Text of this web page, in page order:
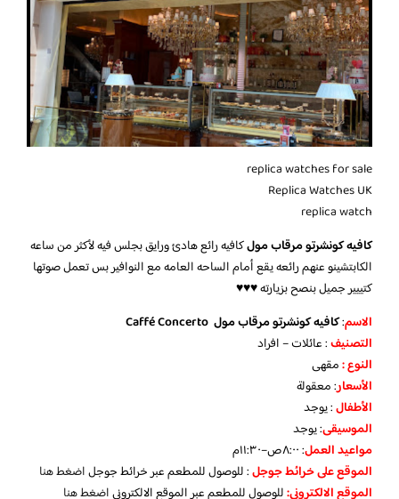
replica watches for sale
Replica Watches UK
replica watch
كافيه كونشرتو مرقاب مولكافيه رائع هادئ ورايق بجلس فيه لأكثر من ساعه
الكابتشينو عنهم رائعه يقع أمام الساحه العامه مع النوافير بس تعمل صوتها
كتييير جميل بنصح بزيارته ♥️♥️♥️
الاسم:كافيه كونشرتو مرقاب مول Caffé Concerto
التصنيف: عائلات – افراد
النوع :مقهى
الأسعار:معقولة
الأطفال:يوجد
الموسيقى:يوجد
مواعيد العمل: ٨:٠٠ص–١١:٣٠م
الموقع على خرائط جوجل: للوصول للمطعم عبر خرائط جوجلاضغط هنا
الموقع الالكتروني:للوصول للمطعم عبر الموقع الالكترونياضغط هنا